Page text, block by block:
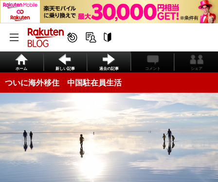
ホーム 新しい記事 過去の記事 コメント シェア
ついに海外移住 中国駐在員生活